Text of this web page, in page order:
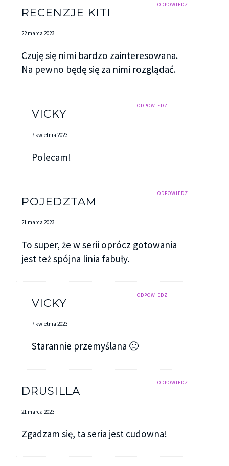
ODPOWIEDZ
RECENZJE KITI
22 marca 2023
Czuję się nimi bardzo zainteresowana.
Na pewno będę się za nimi rozglądać.
ODPOWIEDZ
VICKY
7 kwietnia 2023
Polecam!
ODPOWIEDZ
POJEDZTAM
21 marca 2023
To super, że w serii oprócz gotowania
jest też spójna linia fabuły.
ODPOWIEDZ
VICKY
7 kwietnia 2023
Starannie przemyślana 🙂
ODPOWIEDZ
DRUSILLA
21 marca 2023
Zgadzam się, ta seria jest cudowna!